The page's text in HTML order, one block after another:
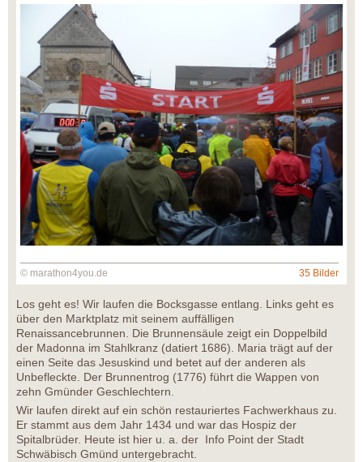
© marathon4you.de 35 Bilder
Los geht es! Wir laufen die Bocksgasse entlang. Links geht es
über den Marktplatz mit seinem auffälligen
Renaissancebrunnen. Die Brunnensäule zeigt ein Doppelbild
der Madonna im Stahlkranz (datiert 1686). Maria trägt auf der
einen Seite das Jesuskind und betet auf der anderen als
Unbefleckte. Der Brunnentrog (1776) führt die Wappen von
zehn Gmünder Geschlechtern.
Wir laufen direkt auf ein schön restauriertes Fachwerkhaus zu.
Er stammt aus dem Jahr 1434 und war das Hospiz der
Spitalbrüder. Heute ist hier u. a. der Info Point der Stadt
Schwäbisch Gmünd untergebracht.